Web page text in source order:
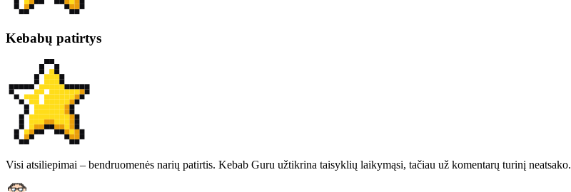
Kebabų patirtys
Visi atsiliepimai – bendruomenės narių patirtis. Kebab Guru užtikrina taisyklių laikymąsi, tačiau už komentarų turinį neatsako.